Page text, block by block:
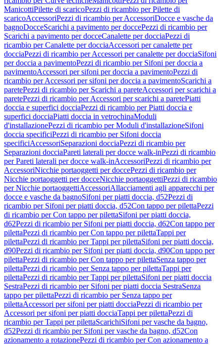
ManicottiPilette di scaricoPezzi di ricambio per Pilette di
scaricoAccessoriPezzi di ricambio per AccessoriDocce e vasche da
bagnoDocceScarichi a pavimento per doccePezzi di ricambio per
Scarichi a pavimento per docceCanalette per docciaPezzi di
ricambio per Canalette per docciaAccessori per canalette per
docciaPezzi di ricambio per Accessori per canalette per docciaSifoni
per doccia a pavimentoPezzi di ricambio per Sifoni per doccia a
pavimentoAccessori per sifoni per doccia a pavimentoPezzi di
ricambio per Accessori per sifoni per doccia a pavimentoScarichi a
paretePezzi di ricambio per Scarichi a pareteAccessori per scarichi a
paretePezzi di ricambio per Accessori per scarichi a paretePiatti
doccia e superfici docciaPezzi di ricambio per Piatti doccia e
superfici docciaPiatti doccia in vetrochinaModuli
d'installazionePezzi di ricambio per Moduli d'installazioneSifoni
doccia specificiPezzi di ricambio per Sifoni doccia
specificiAccessoriSeparazioni docciaPezzi di ricambio per
Separazioni docciaPareti laterali per docce walk-inPezzi di ricambio
per Pareti laterali per docce walk-inAccessoriPezzi di ricambio per
AccessoriNicchie portaoggetti per doccePezzi di ricambio per
Nicchie portaoggetti per docceNicchie portaoggettiPezzi di ricambio
per Nicchie portaoggettiAccessoriAllacciamenti agli apparecchi per
docce e vasche da bagnoSifoni per piatti doccia, d52Pezzi di
ricambio per Sifoni per piatti doccia, d52Con tappo per pilettaPezzi
di ricambio per Con tappo per pilettaSifoni per piatti doccia,
d62Pezzi di ricambio per Sifoni per piatti doccia, d62Con tappo per
pilettaPezzi di ricambio per Con tappo per pilettaTappi per
pilettaPezzi di ricambio per Tappi per pilettaSifoni per piatti doccia,
d90Pezzi di ricambio per Sifoni per piatti doccia, d90Con tappo per
pilettaPezzi di ricambio per Con tappo per pilettaSenza tappo per
pilettaPezzi di ricambio per Senza tappo per pilettaTappi per
pilettaPezzi di ricambio per Tappi per pilettaSifoni per piatti doccia
SestraPezzi di ricambio per Sifoni per piatti doccia SestraSenza
tappo per pilettaPezzi di ricambio per Senza tappo per
pilettaAccessori per sifoni per piatti docciaPezzi di ricambio per
Accessori per sifoni per piatti docciaTappi per pilettaPezzi di
ricambio per Tappi per pilettaScarichiSifoni per vasche da bagno,
d52Pezzi di ricambio per Sifoni per vasche da bagno, d52Con
azionamento a rotazionePezzi di ricambio per Con azionamento a